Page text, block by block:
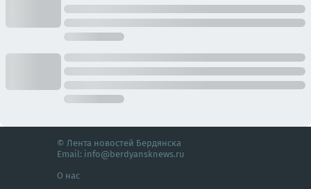
© Лента новостей Бердянска
Email: info@berdyansknews.ru
О нас